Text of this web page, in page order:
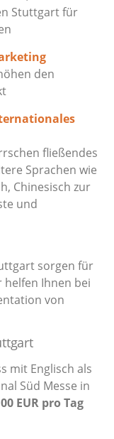
Stuttgart für
den
fließendes
Sprachen wie
Chinesisch zur
und
sorgen für
Ihnen bei
von
mit Englisch als
Süd Messe in
EUR pro Tag